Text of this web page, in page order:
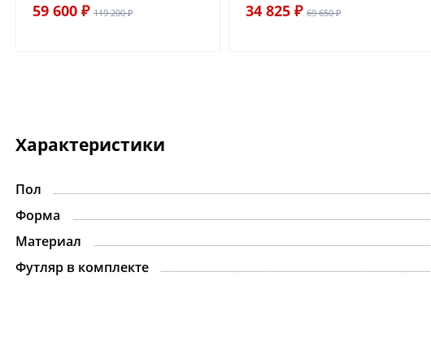
59 600 ₽ 119 200 ₽ 34 825 ₽ 69 650 ₽
Характеристики
Пол
Форма
Материал
Футляр в комплекте